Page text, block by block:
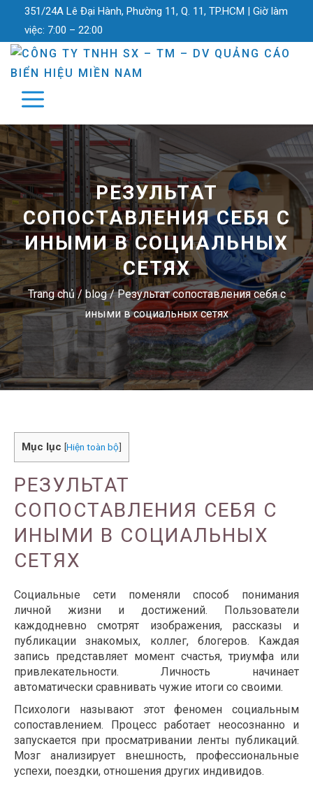
351/24A Lê Đại Hành, Phường 11, Q. 11, TP.HCM | Giờ làm
việc: 7:00 – 22:00
РЕЗУЛЬТАТ
СОПОСТАВЛЕНИЯ СЕБЯ С
ИНЫМИ В СОЦИАЛЬНЫХ
СЕТЯХ
Trang chủ/ blog/Результат сопоставления себя с
иными в социальных сетях
Mục lục [Hiện toàn bộ]
РЕЗУЛЬТАТ
СОПОСТАВЛЕНИЯ СЕБЯ С
ИНЫМИ В СОЦИАЛЬНЫХ
СЕТЯХ
Социальные сети поменяли способ понимания
личной жизни и достижений. Пользователи
каждодневно смотрят изображения, рассказы и
публикации знакомых, коллег, блогеров. Каждая
запись представляет момент счастья, триумфа или
привлекательности. Личность начинает
автоматически сравнивать чужие итоги со своими.
Психологи называют этот феномен социальным
сопоставлением. Процесс работает неосознанно и
запускается при просматривании ленты публикаций.
Мозг анализирует внешность, профессиональные
успехи, поездки, отношения других индивидов.